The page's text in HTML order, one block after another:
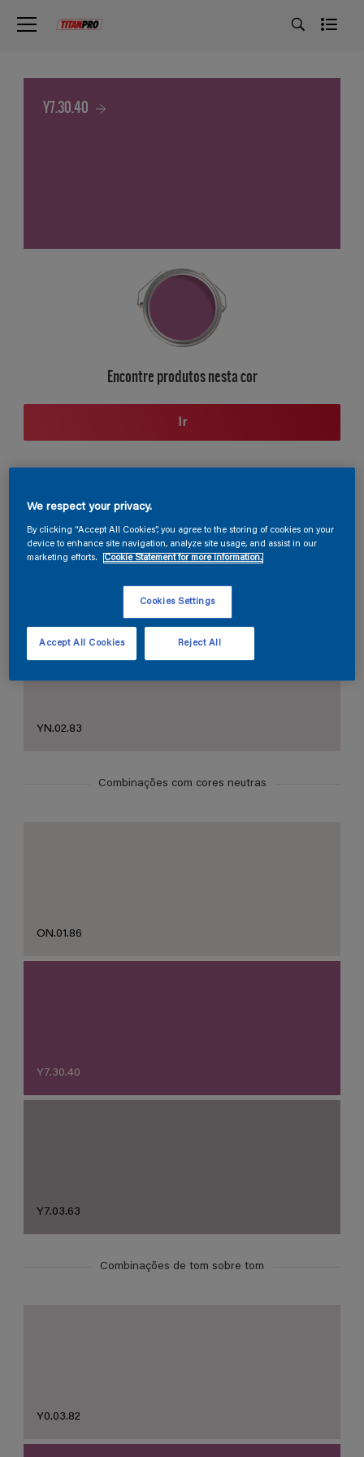
Y7.30.40
Encontre produtos nesta cor
Ir
Seção de cores
YN.02.83
Combinações com cores neutras
ON.01.86
Y7.30.40
Y7.03.63
Combinações de tom sobre tom
Y0.03.82
We respect your privacy.
By clicking “Accept All Cookies”, you agree to the storing of cookies on your
device to enhance site navigation, analyze site usage, and assist in our
marketing efforts.
Cookie Statement for more information.
Cookies Settings
Reject All
Accept All Cookies